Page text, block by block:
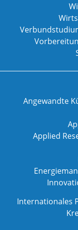
Angewandte
Applied
Internationales